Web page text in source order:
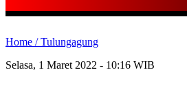
Home /Tulungagung
Selasa, 1 Maret 2022 - 10:16 WIB